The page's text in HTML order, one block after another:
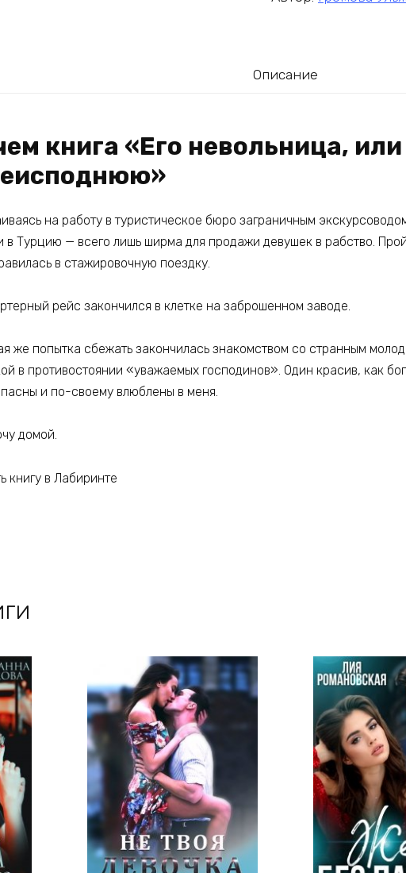
Описание
книга «Его невольница,
на работу в туристическое бюро заграничным
в Турцию — всего лишь ширма для продажи девушек в рабство.
в стажировочную поездку.
рейс закончился в клетке на заброшенном заводе.
же попытка сбежать закончилась знакомством со странным
в противостоянии «уважаемых господинов». Один красив, как
и по-своему влюблены в меня.
домой.
книгу в Лабиринте